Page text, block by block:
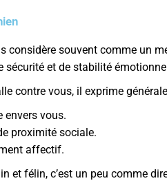
considère souvent comme un
sécurité et de stabilité
contre vous, il exprime
envers vous.
proximité sociale.
affectif.
et félin, c’est un peu comme